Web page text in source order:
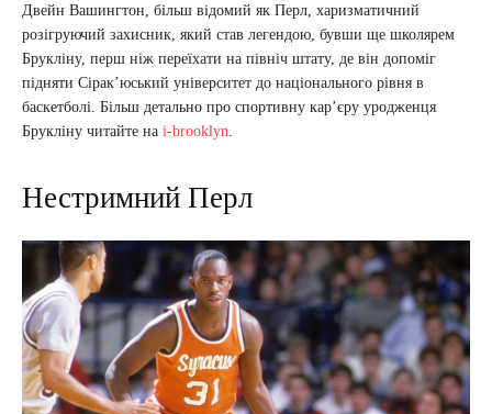
Двейн Вашингтон, більш відомий як Перл, харизматичний
розігруючий захисник, який став легендою, бувши ще школярем
Брукліну, перш ніж переїхати на північ штату, де він допоміг
підняти Сірак’юський університет до національного рівня в
баскетболі. Більш детально про спортивну кар’єру уродженця
Брукліну читайте на i-brooklyn
Нестримний Перл